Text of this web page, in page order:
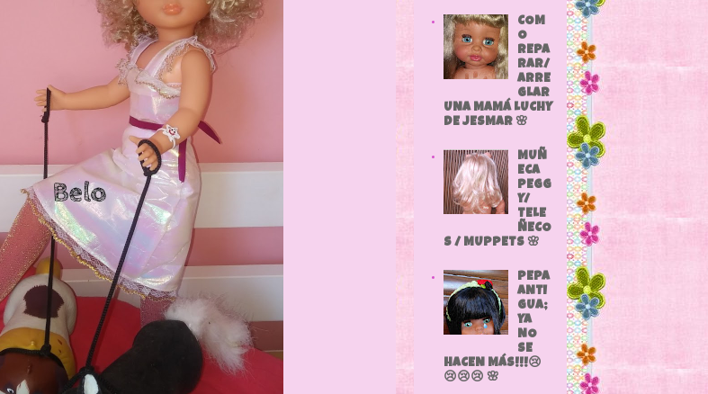
COM
O
REPA
RAR/
ARRE
GLAR
UNA MAMÁ LUCHY
DE JESMAR 🌸
MUÑ
ECA
PEGG
Y/
TELE
ÑECO
S / MUPPETS 🌸
PEPA
ANTI
GUA;
YA
NO
SE
HACEN MÁS!!!😢
😢😢😢 🌸